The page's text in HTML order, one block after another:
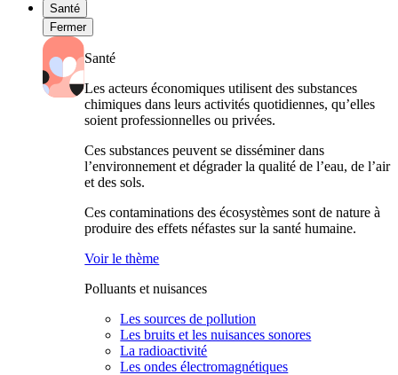
Santé
Fermer
Santé
Les acteurs économiques utilisent des substances
chimiques dans leurs activités quotidiennes, qu’elles
soient professionnelles ou privées.
Ces substances peuvent se disséminer dans
l’environnement et dégrader la qualité de l’eau, de l’air
et des sols.
Ces contaminations des écosystèmes sont de nature à
produire des effets néfastes sur la santé humaine.
Voir le thème
Polluants et nuisances
Les sources de pollution
Les bruits et les nuisances sonores
La radioactivité
Les ondes électromagnétiques